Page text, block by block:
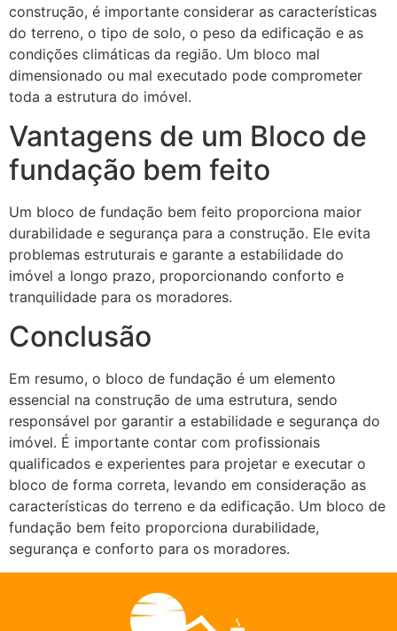
construção, é importante considerar as características
do terreno, o tipo de solo, o peso da edificação e as
condições climáticas da região. Um bloco mal
dimensionado ou mal executado pode comprometer
toda a estrutura do imóvel.
Vantagens de um Bloco de
fundação bem feito
Um bloco de fundação bem feito proporciona maior
durabilidade e segurança para a construção. Ele evita
problemas estruturais e garante a estabilidade do
imóvel a longo prazo, proporcionando conforto e
tranquilidade para os moradores.
Conclusão
Em resumo, o bloco de fundação é um elemento
essencial na construção de uma estrutura, sendo
responsável por garantir a estabilidade e segurança do
imóvel. É importante contar com profissionais
qualificados e experientes para projetar e executar o
bloco de forma correta, levando em consideração as
características do terreno e da edificação. Um bloco de
fundação bem feito proporciona durabilidade,
segurança e conforto para os moradores.